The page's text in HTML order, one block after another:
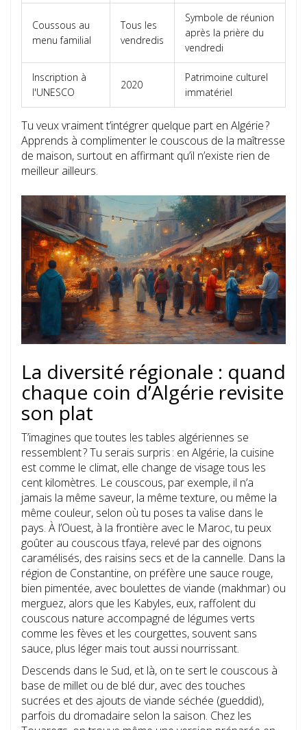
Coussous au
menu familial
Tous les
vendredis
Symbole de réunion
après la prière du
vendredi
Inscription à
l'UNESCO
2020
Patrimoine culturel
immatériel
Tu veux vraiment t’intégrer quelque part en Algérie ?
Apprends à complimenter le couscous de la maîtresse
de maison, surtout en affirmant qu’il n’existe rien de
meilleur ailleurs.
La diversité régionale : quand
chaque coin d’Algérie revisite
son plat
T’imagines que toutes les tables algériennes se
ressemblent ? Tu serais surpris : en Algérie, la cuisine
est comme le climat, elle change de visage tous les
cent kilomètres. Le couscous, par exemple, il n’a
jamais la même saveur, la même texture, ou même la
même couleur, selon où tu poses ta valise dans le
pays. À l’Ouest, à la frontière avec le Maroc, tu peux
goûter au couscous tfaya, relevé par des oignons
caramélisés, des raisins secs et de la cannelle. Dans la
région de Constantine, on préfère une sauce rouge,
bien pimentée, avec boulettes de viande (makhmar) ou
merguez, alors que les Kabyles, eux, raffolent du
couscous nature accompagné de légumes verts
comme les fèves et les courgettes, souvent sans
sauce, plus léger mais tout aussi nourrissant.
Descends dans le Sud, et là, on te sert le couscous à
base de millet ou de blé dur, avec des touches
sucrées et des ajouts de viande séchée (gueddid),
parfois du dromadaire selon la saison. Chez les